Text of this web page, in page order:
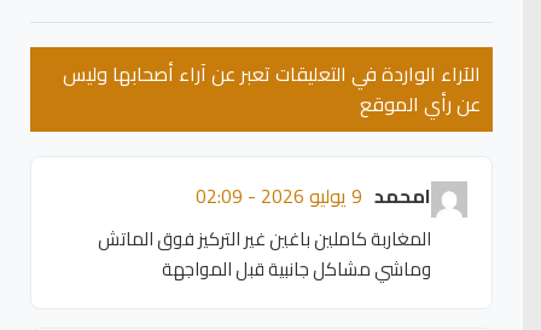
الآراء الواردة في التعليقات تعبر عن آراء أصحابها وليس
عن رأي الموقع
امحمد 9 يوليو 2026 - 02:09
المغاربة كاملين باغين غير التركيز فوق الماتش
وماشي مشاكل جانبية قبل المواجهة